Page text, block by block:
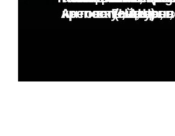
крепость,вкусы, цена
крепость, цена,
(НАШ)
Антона